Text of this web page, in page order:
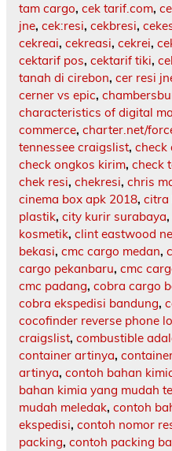
tam cargo, cek tarif.com,
jne, cek:resi, cekbresi,
cekreai, cekreasi, cekrei,
cektarif pos, cektarif tiki,
tanah di cirebon, cer resi
cerner vs epic,
characteristics of digital
commerce, charter.net/
tennessee craigslist, check
check ongkos kirim, check
chek resi, chekresi, chris
cinema box apk 2018, citra
plastik, city kurir surabaya,
kosmetik, clint eastwood
bekasi, cmc cargo medan,
cargo pekanbaru, cmc
cmc padang, cobra cargo
cobra ekspedisi bandung,
cocofinder reverse phone
craigslist, combustible
container artinya,
artinya, contoh bahan
bahan kimia yang mudah
mudah meledak, contoh
ekspedisi, contoh nomor
packing, contoh packing